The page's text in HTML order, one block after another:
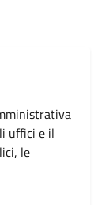
uffici e il
le